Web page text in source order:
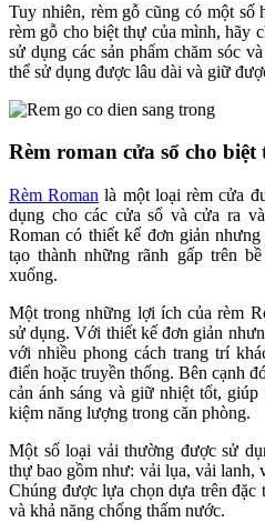
Tuy nhiên, rèm gỗ cũng có một số
rèm gỗ cho biệt thự của mình, hãy
sử dụng các sản phẩm chăm sóc
thể sử dụng được lâu dài và giữ
Rèm roman cửa sổ cho biệt
Rèm Roman là một loại rèm cửa
dụng cho các cửa sổ và cửa ra
Roman có thiết kế đơn giản
tạo thành những rãnh gấp trên
xuống.
Một trong những lợi ích của rèm
sử dụng. Với thiết kế đơn giản
với nhiều phong cách trang trí
điển hoặc truyền thống. Bên cạnh
cản ánh sáng và giữ nhiệt tốt,
kiệm năng lượng trong căn phòng.
Một số loại vải thường được sử
thự bao gồm như: vải lụa, vải
Chúng được lựa chọn dựa trên đặc
và khả năng chống thấm nước.